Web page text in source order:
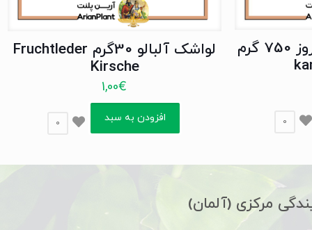
ترشی لیته بندری کامروز 750 گرم
0
لواشک آلبالو 30گرم Fruchtleder
Kirsche
1,00€
افزودن به سبد 0
مرکزی (آلمان)